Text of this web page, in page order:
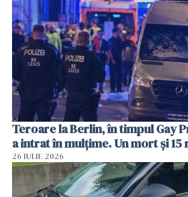
Teroare la Berlin, în timpul Gay
a intrat în mulțime. Un mort și 15
26 IULIE 2026